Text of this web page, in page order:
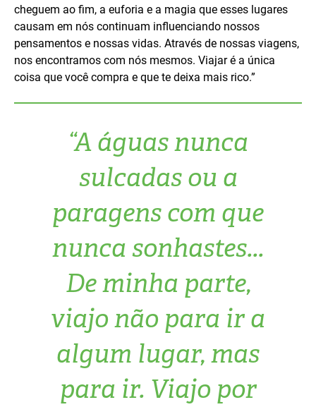
cheguem ao fim, a euforia e a magia que esses lugares
causam em nós continuam influenciando nossos
pensamentos e nossas vidas. Através de nossas viagens,
nos encontramos com nós mesmos. Viajar é a única
coisa que você compra e que te deixa mais rico.”
“A águas nunca
sulcadas ou a
paragens com que
nunca sonhastes...
De minha parte,
viajo não para ir a
algum lugar, mas
para ir. Viajo por